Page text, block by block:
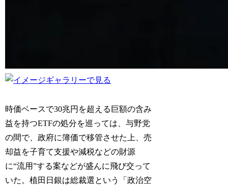
時価ベースで30兆円を超える巨額の含み
益を持つETFの処分を巡っては、与野党
の間で、政府に簿価で移管させた上、売
却益を子育て支援や減税などの財源
に“流用”する案などが盛んに飛び交って
いた。植田日銀は総裁選という「政治空